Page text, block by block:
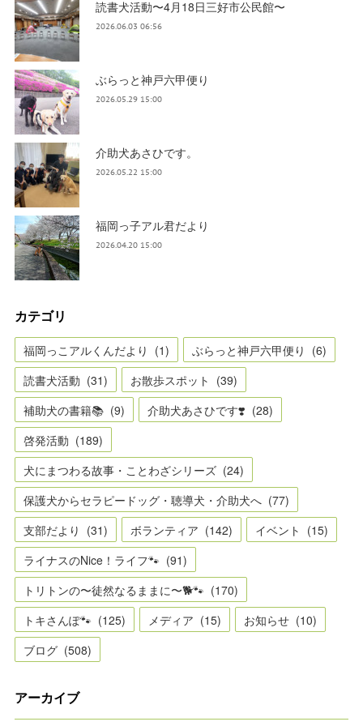
読書犬活動〜4月18日三好市公民館〜
2026.06.03 06:56
ぶらっと神戸六甲便り
2026.05.29 15:00
介助犬あさひです。
2026.05.22 15:00
福岡っ子アル君だより
2026.04.20 15:00
カテゴリ
福岡っこアルくんだより (1) ぶらっと神戸六甲便り (6)
読書犬活動 (31) お散歩スポット (39)
補助犬の書籍📚 (9) 介助犬あさひです❣️ (28)
啓発活動 (189)
犬にまつわる故事・ことわざシリーズ (24)
保護犬からセラピードッグ・聴導犬・介助犬へ (77)
支部だより (31) ボランティア (142) イベント (15)
ライナスのNice！ライフ🐾 (91)
トリトンの〜徒然なるままに〜🐕🐾 (170)
トキさんぽ🐾 (125) メディア (15) お知らせ (10)
ブログ (508)
アーカイブ